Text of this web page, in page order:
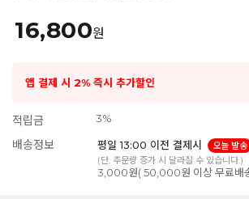
16,800원
앱 결제 시 2% 즉시 추가할인
적립금 3%
배송정보 평일 13:00 이전 결제시
오늘 발송
(단, 주문량 증가 시 달라질 수 있습니다.)
3,000원( 50,000원 이상 무료배